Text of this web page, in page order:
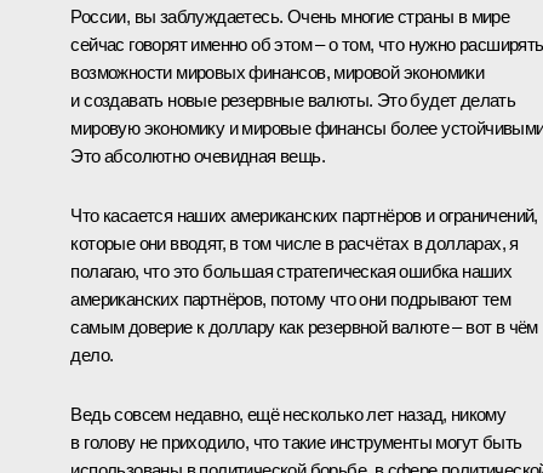
России, вы заблуждаетесь. Очень многие страны в мире
сейчас говорят именно об этом – о том, что нужно расширять
возможности мировых финансов, мировой экономики
и создавать новые резервные валюты. Это будет делать
мировую экономику и мировые финансы более
Это абсолютно очевидная вещь.
Что касается наших американских партнёров и ограничений,
которые они вводят, в том числе в расчётах в долларах, я
полагаю, что это большая стратегическая ошибка наших
американских партнёров, потому что они подрывают тем
самым доверие к доллару как резервной валюте – вот в чём
дело.
Ведь совсем недавно, ещё несколько лет назад, никому
в голову не приходило, что такие инструменты могут быть